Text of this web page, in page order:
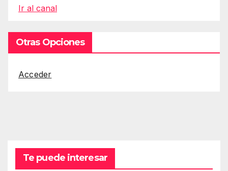
Ir al canal
Otras Opciones
Acceder
Te puede interesar